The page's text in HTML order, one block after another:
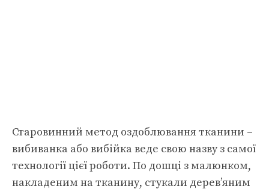
Старовинний метод оздоблювання тканини –
вибиванка або вибійка веде свою назву з самої
технології цієї роботи. По дошці з малюнком,
накладеним на тканину, стукали дерев’яним